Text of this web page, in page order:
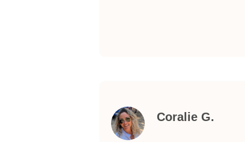
Coralie G.